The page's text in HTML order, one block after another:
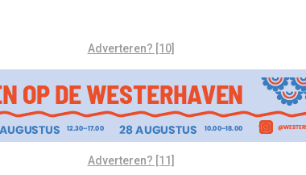
Adverteren? [10]
Adverteren? [11]